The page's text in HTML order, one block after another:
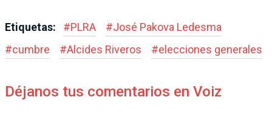
Etiquetas: #PLRA #José Pakova Ledesma
#cumbre #Alcides Riveros #elecciones generales
Déjanos tus comentarios en Voiz